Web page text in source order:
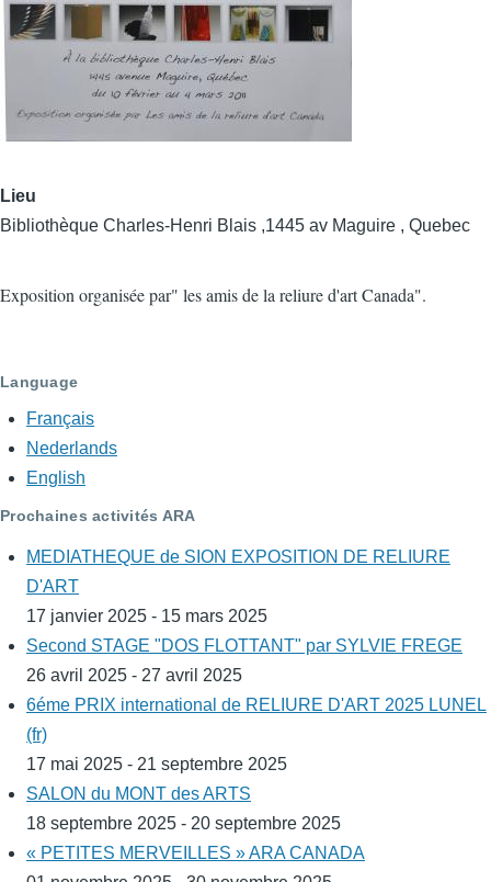
Lieu
Bibliothèque Charles-Henri Blais ,1445 av Maguire , Quebec
Exposition organisée par" les amis de la reliure d'art Canada".
Language
Français
Nederlands
English
Prochaines activités ARA
MEDIATHEQUE de SION EXPOSITION DE RELIURE
D'ART
17 janvier 2025 - 15 mars 2025
Second STAGE "DOS FLOTTANT" par SYLVIE FREGE
26 avril 2025 - 27 avril 2025
6éme PRIX international de RELIURE D'ART 2025 LUNEL
(fr)
17 mai 2025 - 21 septembre 2025
SALON du MONT des ARTS
18 septembre 2025 - 20 septembre 2025
« PETITES MERVEILLES » ARA CANADA